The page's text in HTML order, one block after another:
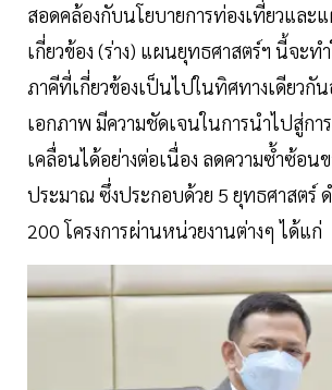
สอดคล้องกับนโยบายการท่องเที่ยวและ
เกี่ยวข้อง (ร่าง) แผนยุทธศาสตร์ฯ นี้จะ
ภาคีที่เกี่ยวข้องเป็นไปในทิศทางเดียวกัน
เอกภาพ มีความชัดเจนในการนำไปสู่ก
เคลื่อนได้อย่างต่อเนื่อง ลดความซ้ำซ้อนข
ประมาณ ซึ่งประกอบด้วย 5 ยุทธศาสตร์
200 โครงการผ่านหน่วยงานต่างๆ ได้แก่